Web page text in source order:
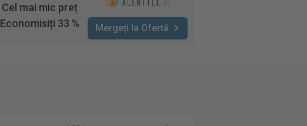
Cel mai mic preț
Economisiți 33 %
Mergeți la Ofertă